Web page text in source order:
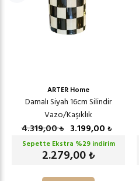
ARTER Home
Damalı Siyah 16cm Silindir
Vazo/Kaşıklık
4.319,00₺ 3.199,00 ₺
Sepette Ekstra %29indirim
2.279,00 ₺